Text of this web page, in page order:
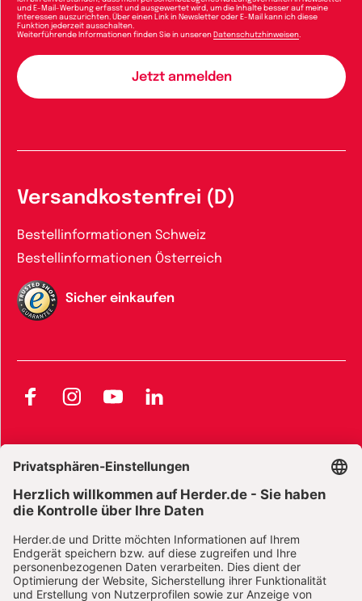
und E-Mail-Werbung erfasst und ausgewertet wird, um die Inhalte besser auf meine
Interessen auszurichten. Über einen Link in Newsletter oder E-Mail kann ich diese
Funktion jederzeit ausschalten.
Weiterführende Informationen finden Sie in unseren Datenschutzhinweisen
Versandkostenfrei (D)
Bestellinformationen Schweiz
Bestellinformationen Österreich
Sicher einkaufen
FacebookInstagramYouTubeLinkedIn
Widerrufsbelehrung E-Books
Widerrufsbelehrung Zeitschriften Datenschutz
Datenschutz Social Media Barrierefreiheit
Vertrag widerrufen